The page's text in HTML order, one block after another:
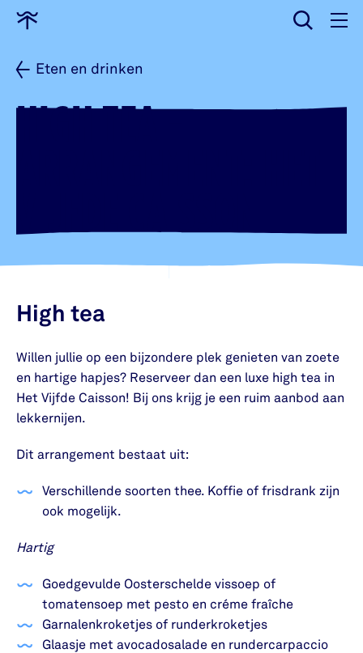
Ga
homeEten en drinken
HIGH TEA -
High tea
Willen jullie op een bijzondere plek genieten van zoete
en hartige hapjes? Reserveer dan een luxe high tea in
Het Vijfde Caisson! Bij ons krijg je een ruim aanbod aan
lekkernijen.
Dit arrangement bestaat uit:
Verschillende soorten thee. Koffie of frisdrank zijn
ook mogelijk.
Hartig
Goedgevulde Oosterschelde vissoep of
tomatensoep met pesto en créme fraîche
Garnalenkroketjes of runderkroketjes
Glaasje met avocadosalade en rundercarpaccio